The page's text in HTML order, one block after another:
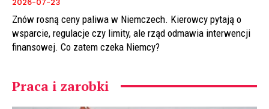
Znów rosną ceny paliwa w Niemczech. Kierowcy pytają o
wsparcie, regulacje czy limity, ale rząd odmawia interwencji
finansowej. Co zatem czeka Niemcy?
Praca i zarobki